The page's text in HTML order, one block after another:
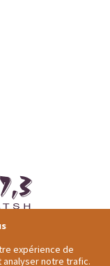
7964
expérience de
notre trafic.